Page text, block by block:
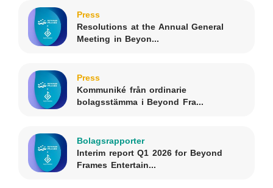
Press
Resolutions at the Annual General
Meeting in Beyon...
Press
Kommuniké från ordinarie
bolagsstämma i Beyond Fra...
Bolagsrapporter
Interim report Q1 2026 for Beyond
Frames Entertain...